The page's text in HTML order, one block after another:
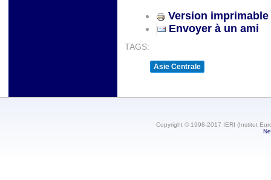
Version imprimable
Envoyer à un ami
TAGS:
Asie Centrale
Copyright © 1998-2017 IERI (Institut